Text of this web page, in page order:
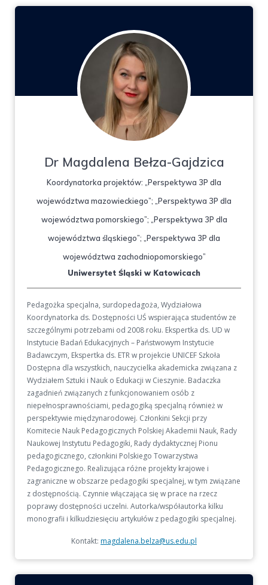
Dr Magdalena Bełza-Gajdzica
Koordynatorka projektów: „Perspektywa 3P dla
województwa mazowieckiego”; „Perspektywa 3P dla
województwa pomorskiego”; „Perspektywa 3P dla
województwa śląskiego”; „Perspektywa 3P dla
województwa zachodniopomorskiego”
Uniwersytet Śląski w Katowicach
Pedagożka specjalna, surdopedagoża, Wydziałowa
Koordynatorka ds. Dostępności UŚ wspierająca studentów ze
szczególnymi potrzebami od 2008 roku. Ekspertka ds. UD w
Instytucie Badań Edukacyjnych – Państwowym Instytucie
Badawczym, Ekspertka ds. ETR w projekcie UNICEF Szkoła
Dostępna dla wszystkich, nauczycielka akademicka związana z
Wydziałem Sztuki i Nauk o Edukacji w Cieszynie. Badaczka
zagadnień związanych z funkcjonowaniem osób z
niepełnosprawnościami, pedagogiką specjalną również w
perspektywie międzynarodowej. Członkini Sekcji przy
Komitecie Nauk Pedagogicznych Polskiej Akademii Nauk, Rady
Naukowej Instytutu Pedagogiki, Rady dydaktycznej Pionu
pedagogicznego, członkini Polskiego Towarzystwa
Pedagogicznego. Realizująca różne projekty krajowe i
zagraniczne w obszarze pedagogiki specjalnej, w tym związane
z dostępnością. Czynnie włączająca się w prace na rzecz
poprawy dostępności uczelni. Autorka/współautorka kilku
monografii i kilkudziesięciu artykułów z pedagogiki specjalnej.
Kontakt: magdalena.belza@us.edu.pl